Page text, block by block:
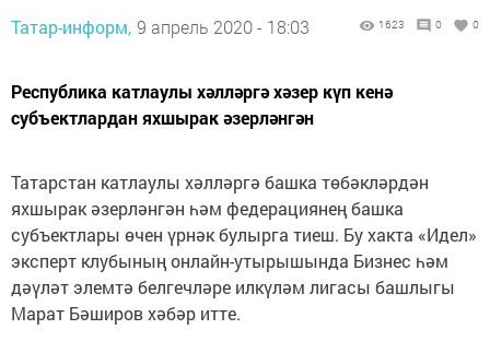
Татар-информ, 9 апрель 2020 - 18:03 1623 0 0
Республика катлаулы хәлләргә хәзер күп кенә
субъектлардан яхшырак әзерләнгән
Татарстан катлаулы хәлләргә башка төбәкләрдән
яхшырак әзерләнгән һәм федерациянең башка
субъектлары өчен үрнәк булырга тиеш. Бу хакта «Идел»
эксперт клубының онлайн-утырышында Бизнес һәм
дәүләт элемтә белгечләре илкүләм лигасы башлыгы
Марат Бәширов хәбәр итте.